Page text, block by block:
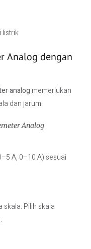
listrik
Analog dengan
analog memerlukan
dan jarum.
Analog
A, 0–10 A) sesuai
skala. Pilih skala